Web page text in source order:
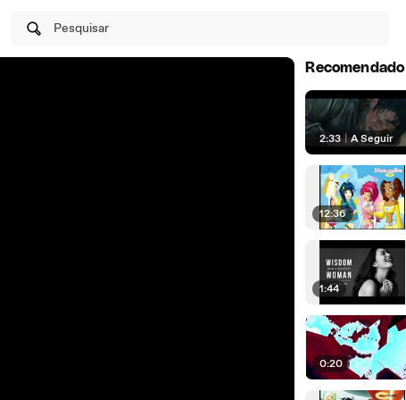
Pesquisar
Recomendado
2:33 | A Seguir
12:36
1:44
0:20